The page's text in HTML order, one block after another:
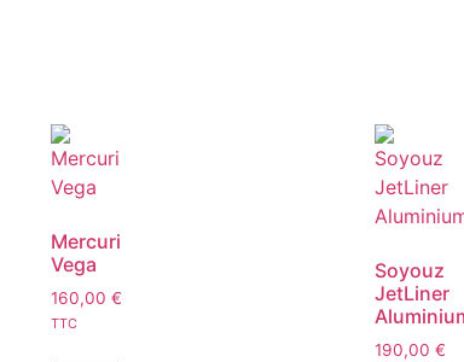
Mercuri
Vega
160,00 €
TTC
Soyouz
JetLiner
190,00€